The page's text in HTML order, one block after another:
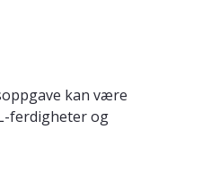
kan være
ferdigheter og